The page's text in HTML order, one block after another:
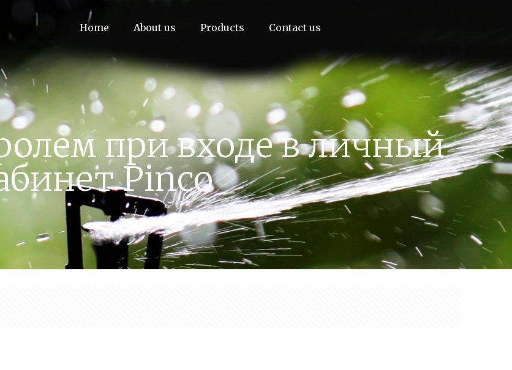
Home About us Products Contact us
при входе в личный
Pinco